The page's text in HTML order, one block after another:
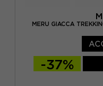
MERU GIACCA
-37%